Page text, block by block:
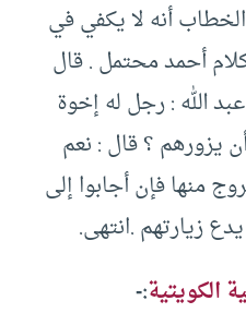
أنه لا يكفي في
أحمد محتمل . قال
الله : رجل له إخوة
؟ قال : نعم
منها فإن أجابوا إلى
زيارتهم .انتهى.
الكويتية:-